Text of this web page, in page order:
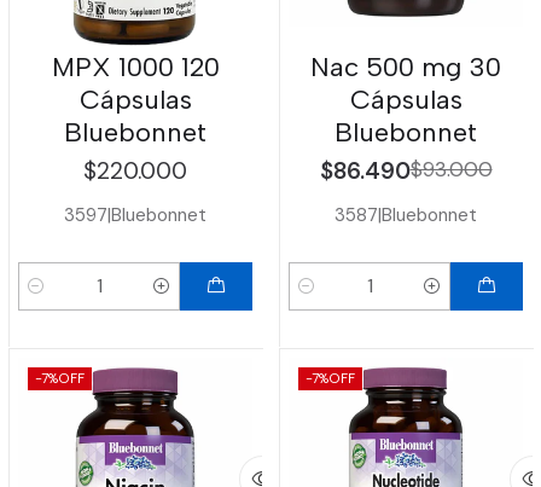
MPX 1000 120
Cápsulas
Bluebonnet
$220.000
3597|Bluebonnet
Cantidad
Nac 500 mg 30
Cápsulas
Bluebonnet
$86.490$93.000
3587|Bluebonnet
Cantidad
-7%OFF -7%OFF